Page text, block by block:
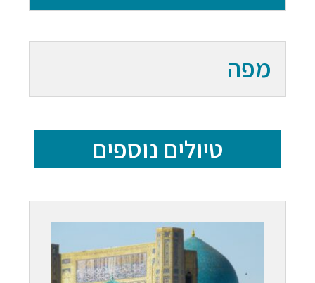
מפה
טיולים נוספים